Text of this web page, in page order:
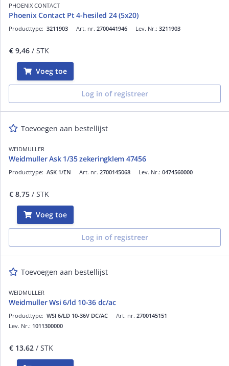
PHOENIX CONTACT
Phoenix Contact Pt 4-hesiled 24 (5x20)
Art. nr. 2700441946
Producttype: 3211903 Lev. Nr.: 3211903
€ 9,46 / STK
Voeg toe
Log in of registreer
Toevoegen aan bestellijst
WEIDMULLER
Weidmuller Ask 1/35 zekeringklem 47456
Art. nr. 2700145068
Producttype: ASK 1/EN Lev. Nr.: 0474560000
€ 8,75 / STK
Voeg toe
Log in of registreer
Toevoegen aan bestellijst
WEIDMULLER
Weidmuller Wsi 6/ld 10-36 dc/ac
Art. nr. 2700145151
Producttype: WSI 6/LD 10-36V DC/AC
Lev. Nr.: 1011300000
€ 13,62 / STK